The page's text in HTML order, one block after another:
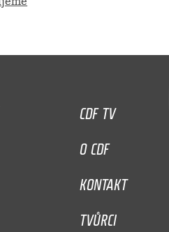
CDF TV
O CDF
KONTAKT
TVŮRCI